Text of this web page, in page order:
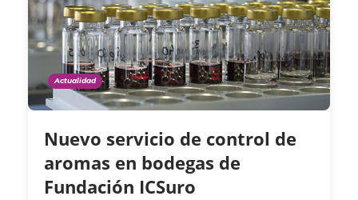
Actualidad
Nuevo servicio de control de
aromas en bodegas de
Fundación ICSuro